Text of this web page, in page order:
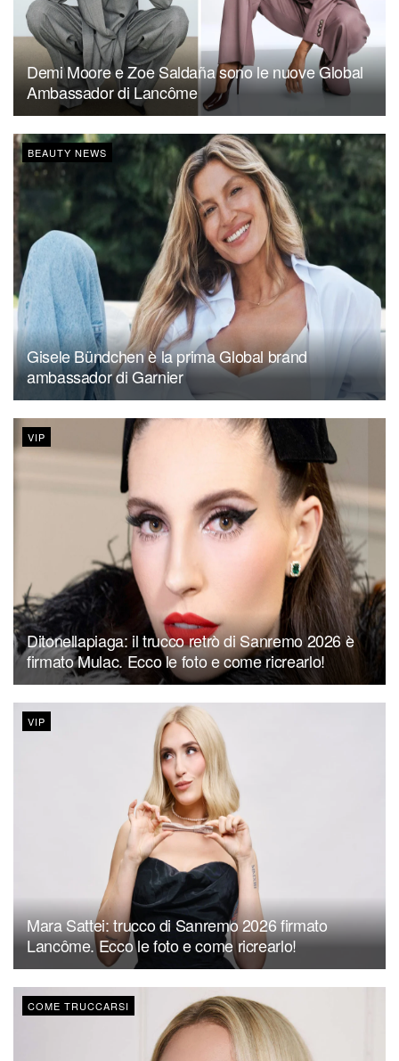
Demi Moore e Zoe Saldaña sono le nuove Global
Ambassador di Lancôme
BEAUTY NEWS
Gisele Bündchen è la prima Global brand
ambassador di Garnier
VIP
Ditonellapiaga: il trucco retrò di Sanremo 2026 è
firmato Mulac. Ecco le foto e come ricrearlo!
VIP
Mara Sattei: trucco di Sanremo 2026 firmato
Lancôme. Ecco le foto e come ricrearlo!
COME TRUCCARSI